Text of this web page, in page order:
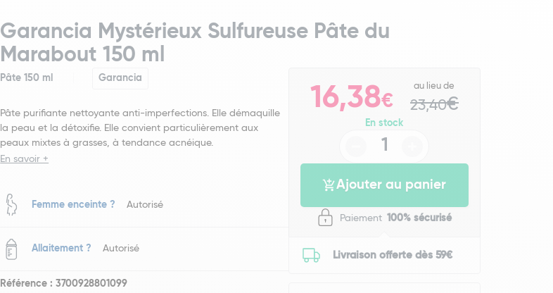
Garancia Mystérieux Sulfureuse Pâte du
Marabout 150 ml
Pâte 150 ml Garancia
Pâte purifiante nettoyante anti-imperfections. Elle démaquille
la peau et la détoxifie. Elle convient particulièrement aux
peaux mixtes à grasses, à tendance acnéique.
En savoir +
Femme enceinte ? Autorisé
Allaitement ? Autorisé
Référence : 3700928801099
16,38€
au lieu de
23,40€
En stock
Ajouter au panier
Paiement 100% sécurisé
Livraison offerte dès 59€